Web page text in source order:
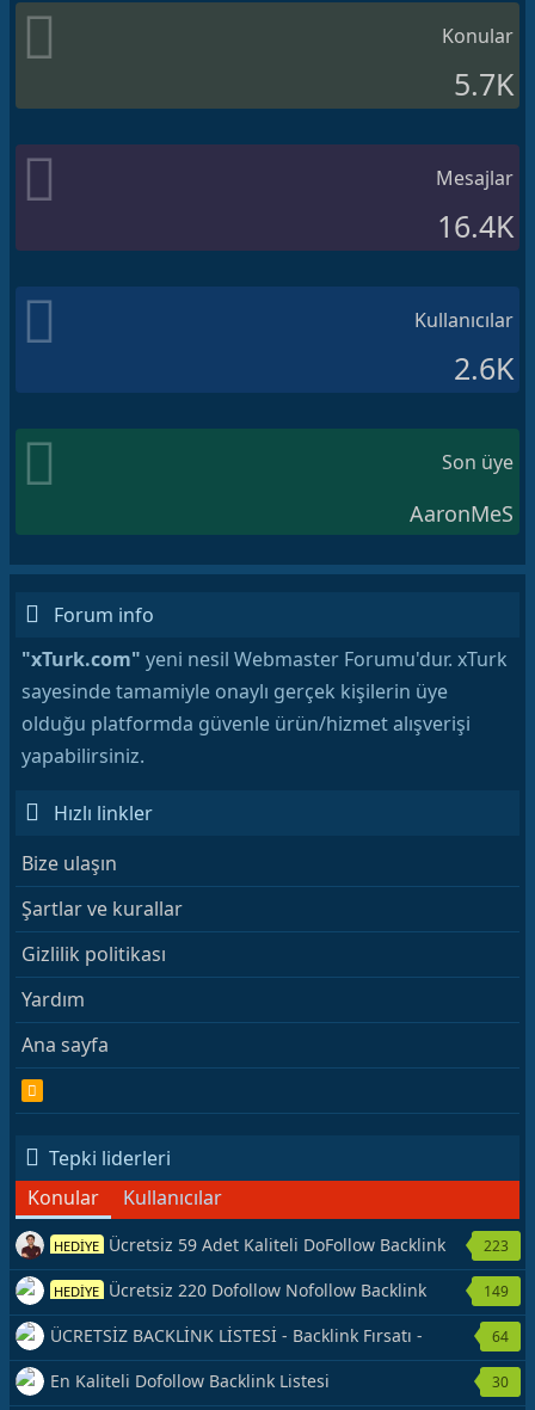
Konular
5.7K
Mesajlar
16.4K
Kullanıcılar
2.6K
Son üye
AaronMeS
Forum info
"xTurk.com" yeni nesil Webmaster Forumu'dur. xTurk
sayesinde tamamiyle onaylı gerçek kişilerin üye
olduğu platformda güvenle ürün/hizmet alışverişi
yapabilirsiniz.
Hızlı linkler
Bize ulaşın
Şartlar ve kurallar
Gizlilik politikası
Yardım
Ana sayfa
S
Tepki liderleri
Konular
Kullanıcılar
HEDİYE Ücretsiz 59 Adet Kaliteli DoFollow Backlink
Kaynağı Veriyorum.
223
HEDİYE Ücretsiz 220 Dofollow Nofollow Backlink
Veriyorum
149
ÜCRETSİZ BACKLİNK LİSTESİ - Backlink Fırsatı -
Hemen Yetiş!
64
En Kaliteli Dofollow Backlink Listesi 30